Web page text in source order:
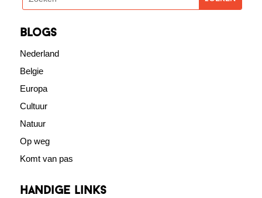
blogs
Nederland
Belgie
Europa
Cultuur
Natuur
Op weg
Komt van pas
Handige links